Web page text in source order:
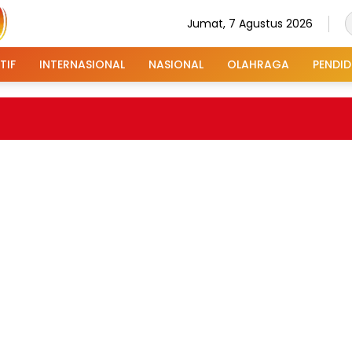
Jumat, 7 Agustus 2026
INTERNASIONAL NASIONAL OLAHRAGA